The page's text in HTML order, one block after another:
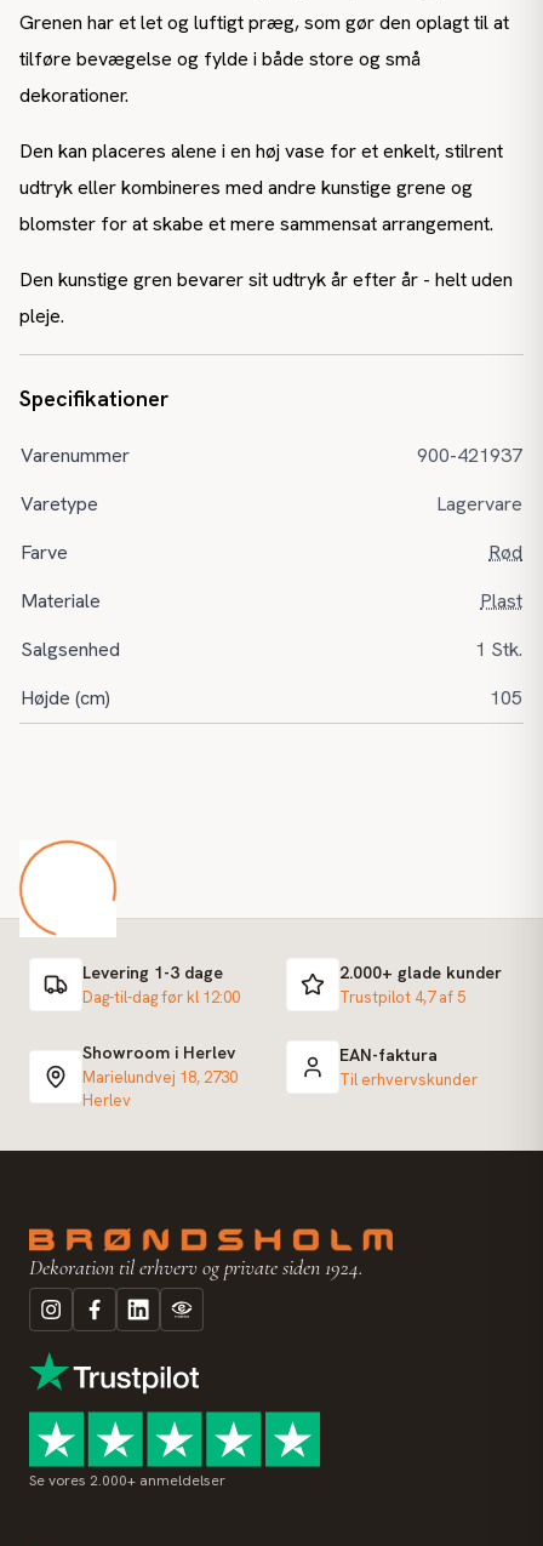
Grenen har et let og luftigt præg, som gør den oplagt til at
tilføre bevægelse og fylde i både store og små
dekorationer.
Den kan placeres alene i en høj vase for et enkelt, stilrent
udtryk eller kombineres med andre kunstige grene og
blomster for at skabe et mere sammensat arrangement.
Den kunstige gren bevarer sit udtryk år efter år - helt uden
pleje.
Specifikationer
Varenummer
900-421937
Varetype
Lagervare
Farve
Rød
Materiale
Plast
Salgsenhed
1 Stk.
Højde (cm)
105
Levering 1-3 dage
Dag-til-dag før kl 12:00
2.000+ glade kunder
Trustpilot 4,7 af 5
Showroom i Herlev
Marielundvej 18, 2730
Herlev
EAN-faktura
Til erhvervskunder
Dekoration til erhverv og private siden 1924.
Se vores 2.000+ anmeldelser